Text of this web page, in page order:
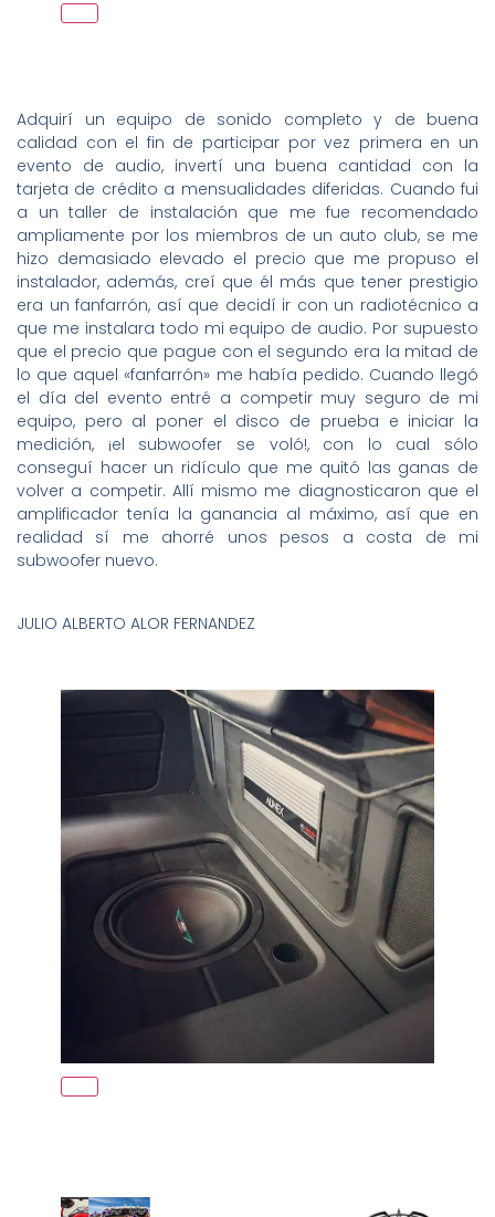
Adquirí un equipo de sonido completo y de buena
calidad con el fin de participar por vez primera en un
evento de audio, invertí una buena cantidad con la
tarjeta de crédito a mensualidades diferidas. Cuando fui
a un taller de instalación que me fue recomendado
ampliamente por los miembros de un auto club, se me
hizo demasiado elevado el precio que me propuso el
instalador, además, creí que él más que tener prestigio
era un fanfarrón, así que decidí ir con un radiotécnico a
que me instalara todo mi equipo de audio. Por supuesto
que el precio que pague con el segundo era la mitad de
lo que aquel «fanfarrón» me había pedido. Cuando llegó
el día del evento entré a competir muy seguro de mi
equipo, pero al poner el disco de prueba e iniciar la
medición, ¡el subwoofer se voló!, con lo cual sólo
conseguí hacer un ridículo que me quitó las ganas de
volver a competir. Allí mismo me diagnosticaron que el
amplificador tenía la ganancia al máximo, así que en
realidad sí me ahorré unos pesos a costa de mi
subwoofer nuevo.
JULIO ALBERTO ALOR FERNANDEZ